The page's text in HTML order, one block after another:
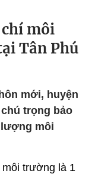
môi
Tân Phú
mới, huyện
trọng bảo
môi
trường là 1